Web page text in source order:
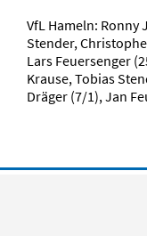
VfL Hameln: Ronny
Stender,
Lars Feuersenger
Krause, Tobias
Dräger (7/1), Jan